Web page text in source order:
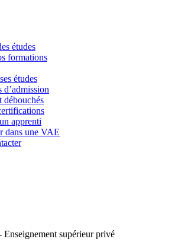
études
formations
études
d’admission
débouchés
apprenti
dans une VAE
Enseignement supérieur privé